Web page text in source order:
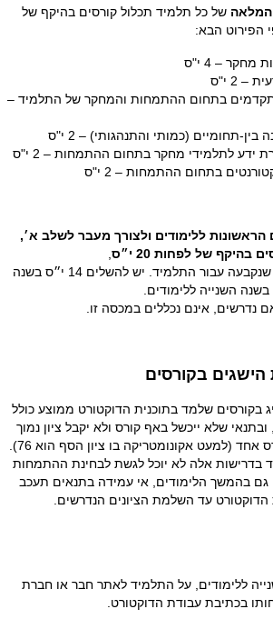
המלאה של כל תלמיד תכלול קורסים בהיקף של
:
מחקר – 4 י"ס
– 2 י"ס
בתחום ההתמחות והמחקר של התלמיד –
בין-תחומיים (כמותי והתנהגותי) – 2 י"ס
ידע לתלמידי מחקר בתחום ההתמחות – 2 י"ס
בתחום ההתמחות – 2 י"ס
הראשונות ללימודים ולצורך מעבר לשלב א׳,
בהיקף של לפחות 20 י״ס
,
בהתאם לתוכנית שנקבעה עבור התלמיד. יש להשלים 14 י״ס בשנה
נדרשים, אינם נכללים במכסה זו.
בקורסים
בקורסים שלמד בתוכנית הדוקטורט ממוצע כולל
שאינו נמוך מ-85, ובתנאי שלא ייכשל באף קורס ולא יקבל ציון נמוך
בדרישות אלה לא יוכל לגשת לבחינת ההתמחות
גם בהמשך הלימודים, אי עמידה בתנאים תעכב
עד השלמת הציונים הנדרשים.
ללימודים, על התלמיד לאתר חבר או חברת
בכתיבת עבודת הדוקטורט.